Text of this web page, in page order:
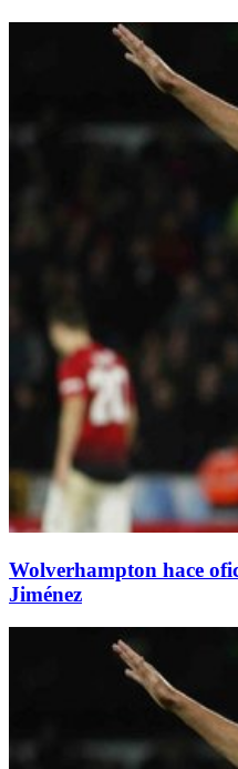
Wolverhampton hace
Jiménez